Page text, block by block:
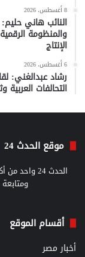
8 أغسطس، 2026
النائب هاني حليم:
والمنظومة
الإنتاج
6 أغسطس، 2026
رشاد عبدالغني:
التحالفات
موقع الحدث 24
الحدث 24
أقسام الموقع
أخبار مصر